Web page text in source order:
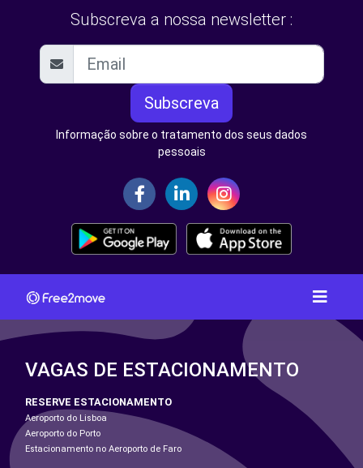
Subscreva a nossa newsletter :
Subscreva
Informação sobre o tratamento dos seus dados
pessoais
VAGAS DE ESTACIONAMENTO
RESERVE ESTACIONAMENTO
Aeroporto do Lisboa
Aeroporto do Porto
Estacionamento no Aeroporto de Faro